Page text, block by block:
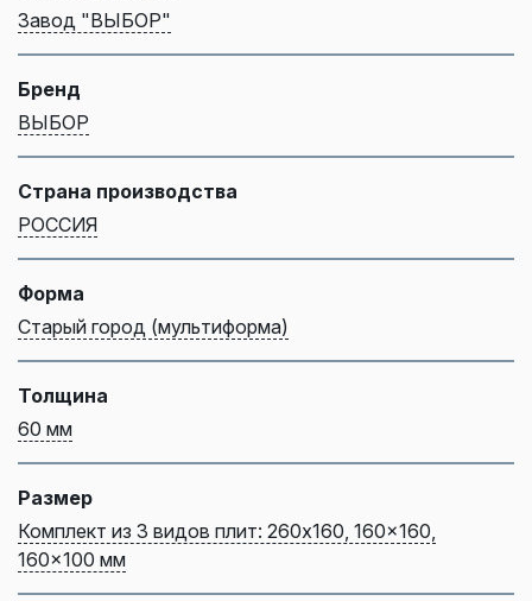
Завод "ВЫБОР"
Бренд
ВЫБОР
Страна производства
РОССИЯ
Форма
Старый город (мультиформа)
Толщина
60 мм
Размер
Комплект из 3 видов плит: 260x160, 160x160,
160x100 мм